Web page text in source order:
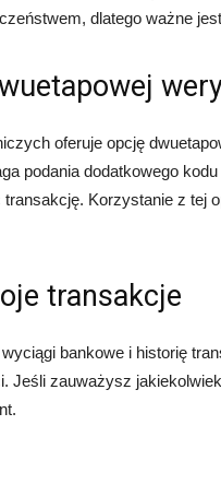
dlatego ważne
oferuje opcję
podania dodatkowego
Korzystanie z tej
transakcje
bankowe i historię
Jeśli zauważysz